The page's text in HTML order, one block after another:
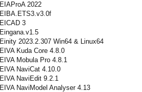
EIAProA 2022
EIBA.ETS3.v3.0f
EICAD 3
Eingana.v1.5
Einity 2023.2.307 Win64 & Linux64
EIVA Kuda Core 4.8.0
EIVA Mobula Pro 4.8.1
EIVA NaviCat 4.10.0
EIVA NaviEdit 9.2.1
EIVA NaviModel Analyser 4.13